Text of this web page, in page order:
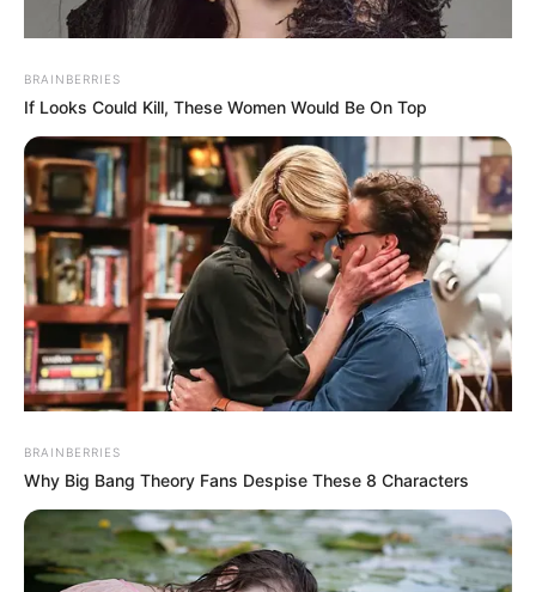
BRAINBERRIES
If Looks Could Kill, These Women Would Be On Top
BRAINBERRIES
Why Big Bang Theory Fans Despise These 8 Characters